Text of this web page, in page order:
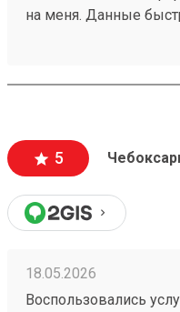
на меня. Данные
доставки и из чего.
поддержку,
отредактировала
5
18.05.2026
Воспользовались